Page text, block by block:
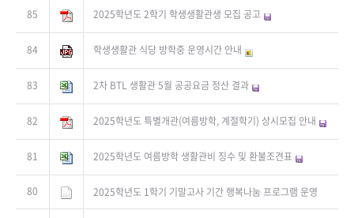
85 2025학년도 2학기 학생생활관생 모집 공고
84 학생생활관 식당 방학중 운영시간 안내
83 2차 BTL 생활관 5월 공공요금 정산 결과
82 2025학년도 특별개관(여름방학, 계절학기) 상시모집 안내
81 2025학년도 여름방학 생활관비 징수 및 환불조견표
80 2025학년도 1학기 기말고사 기간 행복나눔 프로그램 운영